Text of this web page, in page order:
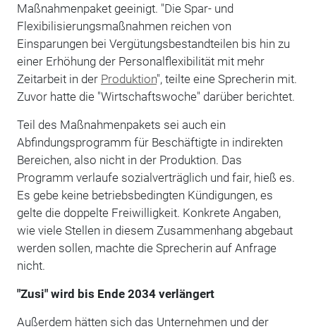
Maßnahmenpaket geeinigt. "Die Spar- und
Flexibilisierungsmaßnahmen reichen von
Einsparungen bei Vergütungsbestandteilen bis hin zu
einer Erhöhung der Personalflexibilität mit mehr
Zeitarbeit in der Produktion", teilte eine Sprecherin mit.
Zuvor hatte die "Wirtschaftswoche" darüber berichtet.
Teil des Maßnahmenpakets sei auch ein
Abfindungsprogramm für Beschäftigte in indirekten
Bereichen, also nicht in der Produktion. Das
Programm verlaufe sozialverträglich und fair, hieß es.
Es gebe keine betriebsbedingten Kündigungen, es
gelte die doppelte Freiwilligkeit. Konkrete Angaben,
wie viele Stellen in diesem Zusammenhang abgebaut
werden sollen, machte die Sprecherin auf Anfrage
nicht.
"Zusi" wird bis Ende 2034 verlängert
Außerdem hätten sich das Unternehmen und der